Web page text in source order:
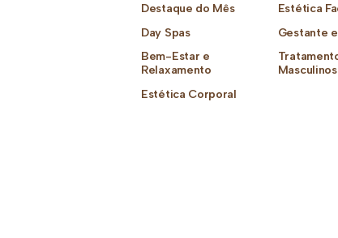
Destaque do Mês
Day Spas
Bem-Estar e
Relaxamento
Estética Corporal
Estética
Gestante
Masculinos